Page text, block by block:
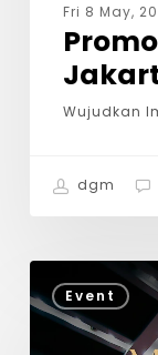
Fri 8 May,
Wujudkan
dgm
Event